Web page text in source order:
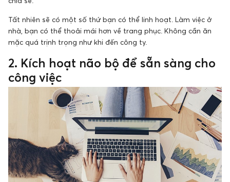
Tất nhiên sẽ có một số thứ bạn có thể linh hoạt. Làm việc ở
nhà, bạn có thể thoải mái hơn về trang phục. Không cần ăn
mặc quá trịnh trọng như khi đến công ty.
2. Kích hoạt não bộ để sẵn sàng cho
công việc